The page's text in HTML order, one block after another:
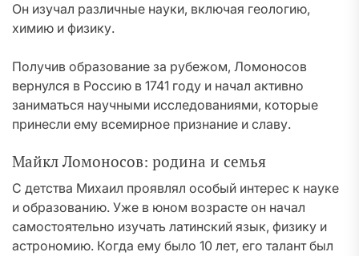
Он изучал различные науки, включая геологию,
химию и физику.
Получив образование за рубежом, Ломоносов
вернулся в Россию в 1741 году и начал активно
заниматься научными исследованиями, которые
принесли ему всемирное признание и славу.
Майкл Ломоносов: родина и семья
С детства Михаил проявлял особый интерес к науке
и образованию. Уже в юном возрасте он начал
самостоятельно изучать латинский язык, физику и
астрономию. Когда ему было 10 лет, его талант был